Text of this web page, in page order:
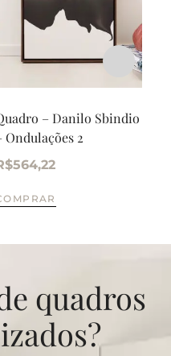
– Danilo Sbindio
Ondulações 2
564,22
quadros